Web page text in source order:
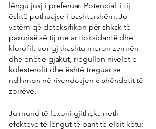
lëngu juaj i preferuar. Potenciali i tij
është pothuajse i pashtershëm. Jo
vetëm që detoksifikon për shkak të
pasurisë së tij me antioksidantë dhe
klorofil, por gjithashtu mbron zemrën
dhe enët e gjakut, rregullon nivelet e
kolesterolit dhe është treguar se
ndihmon në rivendosjen e shëndetit të
zorrëve.
Ju mund të lexoni gjithçka rreth
efekteve të lëngut të barit të elbit këtu: